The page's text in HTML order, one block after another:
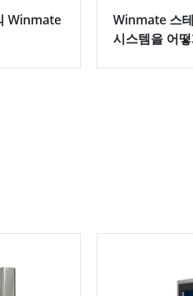
Winmate
Winmate 스
시스템을 어